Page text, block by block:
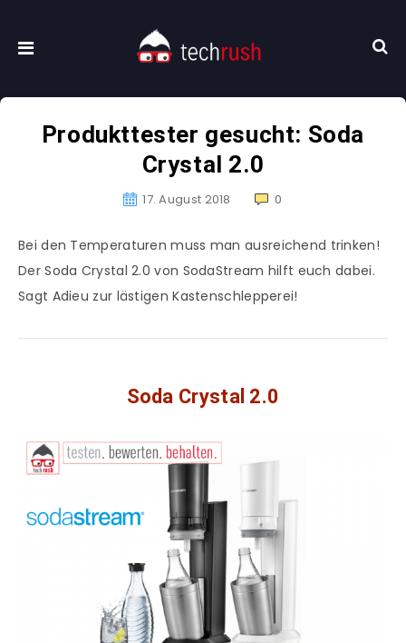
Produkttester gesucht: Soda
Crystal 2.0
17. August 2018 0
Bei den Temperaturen muss man ausreichend trinken!
Der Soda Crystal 2.0 von SodaStream hilft euch dabei.
Sagt Adieu zur lästigen Kastenschlepperei!
Soda Crystal 2.0